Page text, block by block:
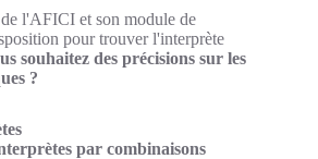
l'AFICI et son module de
pour trouver l'interprète
souhaitez des précisions sur les
?
par combinaisons